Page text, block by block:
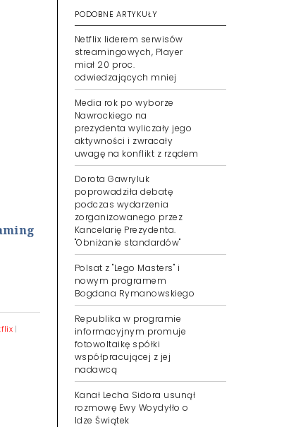
|
PODOBNE ARTYKUŁY
Netflix liderem serwisów
streamingowych, Player
miał 20 proc.
odwiedzających mniej
Media rok po wyborze
Nawrockiego na
prezydenta wyliczały jego
aktywności i zwracały
uwagę na konflikt z rządem
Dorota Gawryluk
poprowadziła debatę
podczas wydarzenia
zorganizowanego przez
Kancelarię Prezydenta.
"Obniżanie standardów"
Polsat z "Lego Masters" i
nowym programem
Bogdana Rymanowskiego
Republika w programie
informacyjnym promuje
fotowoltaikę spółki
współpracującej z jej
nadawcą
Kanał Lecha Sidora usunął
rozmowę Ewy Woydyłło o
Idze Świątek